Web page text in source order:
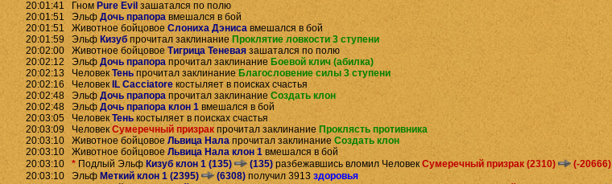
20:01:41 Гном Pure Evil зашатался по полю
20:01:51 Эльф Дочь прапора вмешался в бой
20:01:51 Животное бойцовое Слониха Дэниса вмешался в бой
20:01:59 Эльф Кизуб прочитал заклинание Проклятие ловкости 3 ступени
20:02:00 Животное бойцовое Тигрица Теневая зашатался по полю
20:02:12 Эльф Дочь прапора прочитал заклинание Боевой клич (абилка)
20:02:13 Человек Теньпрочитал заклинаниеБлагословение силы 3 ступени
20:02:16 Человек IL Cacciatore костыляет в поисках счастья
20:02:48 Эльф Дочь прапора прочитал заклинание Создать клон
20:02:48 Эльф Дочь прапора клон 1 вмешался в бой
20:03:05 Человек Тень костыляет в поисках счастья
20:03:09 ЧеловекСумеречный призрак прочитал заклинание Проклясть противника
20:03:10 Животное бойцовое Львица Налапрочитал заклинание Создать клон
20:03:10 Животное бойцовое Львица Нала клон 1 вмешался в бой
20:03:10 * Подлый Эльф Кизуб клон 1 (135) (135) разбежавшись вломил Человек Сумеречный призрак (2310) (-20666)
20:03:10 Эльф Меткий клон 1 (2395) (6308) получил 3913 здоровья